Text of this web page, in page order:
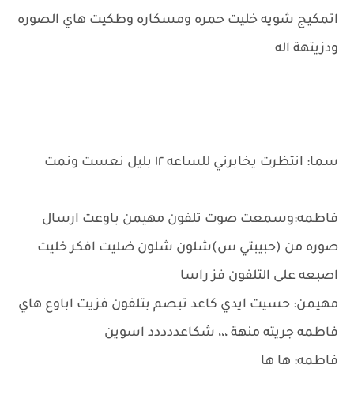
اتمكيج شويه خليت حمره ومسكاره وطكيت هاي الصوره
ودزيتهة اله
سما: انتظرت يخابرني للساعه ١٢ بليل نعست ونمت
فاطمه:وسمعت صوت تلفون مهيمن باوعت ارسال
صوره من (حبيبتي س)شلون شلون ضليت افكر خليت
اصبعه على التلفون فز راسا
مهيمن: حسيت ايدي كاعد تبصم بتلفون فزيت اباوع هاي
فاطمه جريته منهة ،،، شكاعددددد اسوين
فاطمه: ها ها